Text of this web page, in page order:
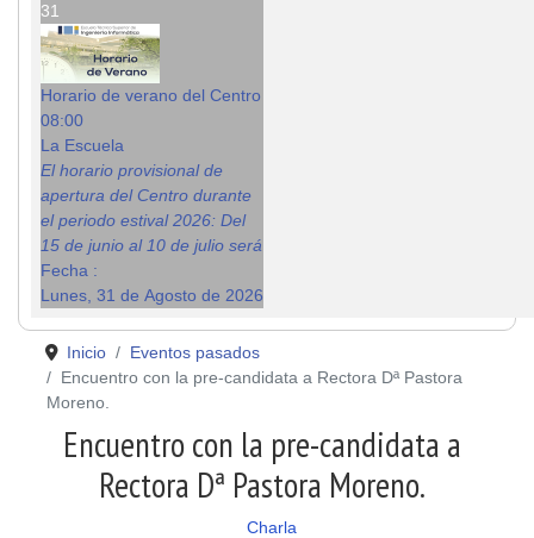
31
Horario de verano del Centro
08:00
La Escuela
El horario provisional de
apertura del Centro durante
el periodo estival 2026: Del
15 de junio al 10 de julio será
Fecha :
Lunes, 31 de Agosto de 2026
Inicio
Eventos pasados
Encuentro con la pre-candidata a Rectora Dª Pastora
Moreno.
Encuentro con la pre-candidata a
Rectora Dª Pastora Moreno.
Charla